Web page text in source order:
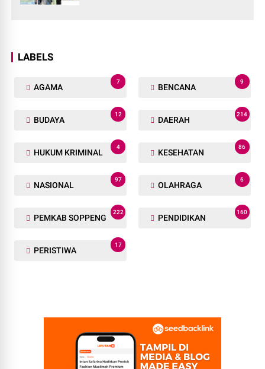
LABELS
AGAMA
7
BENCANA
9
BUDAYA
12
DAERAH
214
HUKUM KRIMINAL
4
KESEHATAN
86
NASIONAL
97
OLAHRAGA
6
PEMKAB SOPPENG
222
PENDIDIKAN
160
PERISTIWA
17